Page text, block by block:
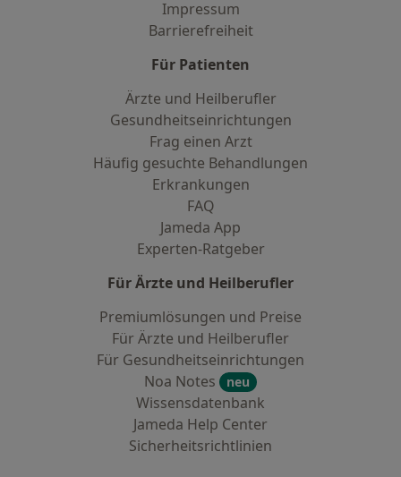
Impressum
Barrierefreiheit
Für Patienten
Ärzte und Heilberufler
Gesundheitseinrichtungen
Frag einen Arzt
Häufig gesuchte Behandlungen
Erkrankungen
FAQ
Jameda App
Experten-Ratgeber
Für Ärzte und Heilberufler
Premiumlösungen und Preise
Für Ärzte und Heilberufler
Für Gesundheitseinrichtungen
Noa Notes
neu
Wissensdatenbank
Jameda Help Center
Sicherheitsrichtlinien